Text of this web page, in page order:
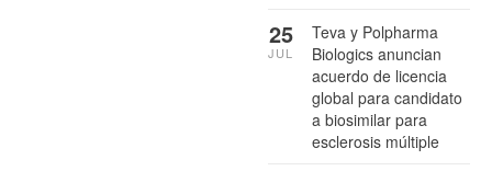
Teva y Polpharma
Biologics anuncian
acuerdo de licencia
global para candidato
a biosimilar para
esclerosis múltiple
25
JUL